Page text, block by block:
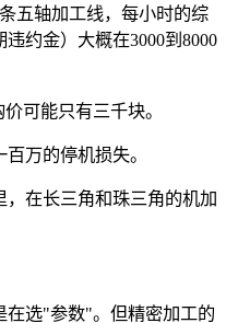
五轴加工线，每小时的综
约金）大概在3000到8000
可能只有三千块。
万的停机损失。
在长三角和珠三角的机加
在选"参数"。但精密加工的